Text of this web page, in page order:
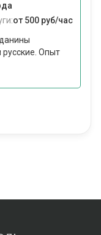
от 500 руб/час
русские. Опыт